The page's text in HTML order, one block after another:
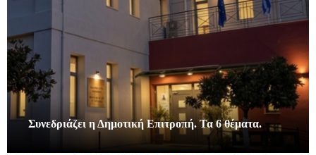
Συνεδριάζει η Δημοτική Επιτροπή. Τα 6 θέματα.